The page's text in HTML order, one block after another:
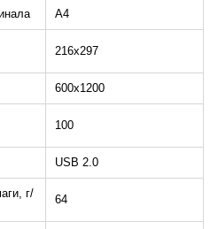
A4
216x297
600x1200
100
USB 2.0
г/
64